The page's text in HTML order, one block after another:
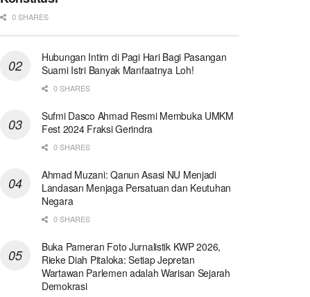
0 SHARES
Hubungan Intim di Pagi Hari Bagi Pasangan
Suami Istri Banyak Manfaatnya Loh!
0 SHARES
Sufmi Dasco Ahmad Resmi Membuka UMKM
Fest 2024 Fraksi Gerindra
0 SHARES
Ahmad Muzani: Qanun Asasi NU Menjadi
Landasan Menjaga Persatuan dan Keutuhan
Negara
0 SHARES
Buka Pameran Foto Jurnalistik KWP 2026,
Rieke Diah Pitaloka: Setiap Jepretan
Wartawan Parlemen adalah Warisan Sejarah
Demokrasi